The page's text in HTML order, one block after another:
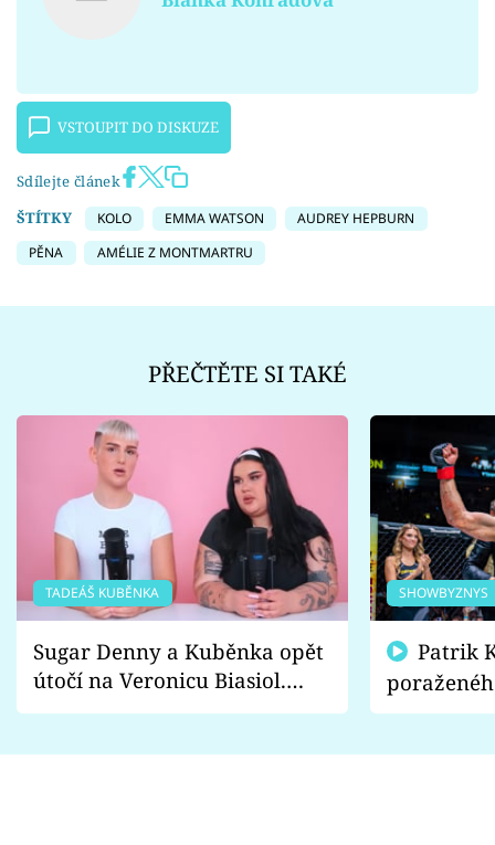
VSTOUPIT DO DISKUZE
Sdílejte článek
ŠTÍTKY
KOLO EMMA WATSON
AUDREY HEPBURN
PĚNA
AMÉLIE Z MONTMARTRU
PŘEČTĚTE SI TAKÉ
TADEÁŠ KUBĚNKA
Sugar Denny a Kuběnka opět
útočí na Veronicu Biasiol.
Proč je podle nich falešná a
SHOWBYZNYS
fanoušci